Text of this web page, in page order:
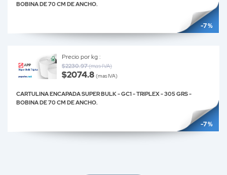
-7 %
BOBINA DE 70 CM DE ANCHO.
-7 %
Precio por kg :
$2230.97(mas IVA)
$2074.8 (mas IVA)
CARTULINA ENCAPADA SUPER BULK - GC1 - TRIPLEX - 305 GRS -
BOBINA DE 70 CM DE ANCHO.